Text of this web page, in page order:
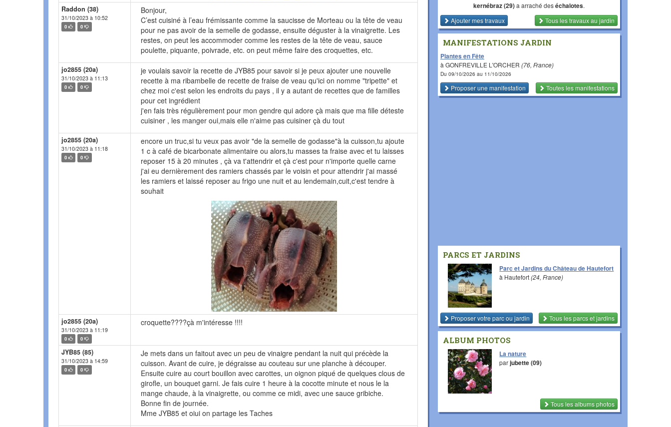
Raddon (38)
31/10/2023 à 10:52
0 0
Bonjour,
C’est cuisiné à l’eau frémissante comme la saucisse de Morteau ou la tête de veau
pour ne pas avoir de la semelle de godasse, ensuite déguster à la vinaigrette. Les
restes, on peut les accommoder comme les restes de la tête de veau, sauce
poulette, piquante, poivrade, etc. on peut même faire des croquettes, etc.
jo2855 (20a)
31/10/2023 à 11:13
0 0
je voulais savoir la recette de JYB85 pour savoir si je peux ajouter une nouvelle
recette à ma ribambelle de recette de fraise de veau qu'ici on nomme "tripette" et
chez moi c'est selon les endroits du pays , il y a autant de recettes que de familles
pour cet ingrédient
j'en fais très régulièrement pour mon gendre qui adore çà mais que ma fille déteste
cuisiner , les manger oui,mais elle n'aime pas cuisiner çà du tout
jo2855 (20a)
31/10/2023 à 11:18
0 0
encore un truc,si tu veux pas avoir "de la semelle de godasse"à la cuisson,tu ajoute
1 c à café de bicarbonate alimentaire ou alors,tu masses ta fraise avec et tu laisses
reposer 15 à 20 minutes , çà va t'attendrir et çà c'est pour n'importe quelle carne
j'ai eu dernièrement des ramiers chassés par le voisin et pour attendrir j'ai massé
les ramiers et laissé reposer au frigo une nuit et au lendemain,cuit,c'est tendre à
souhait
jo2855 (20a)
31/10/2023 à 11:19
0 0
croquette????çà m'intéresse !!!!
JYB85 (85)
31/10/2023 à 14:59
0 0
Je mets dans un faitout avec un peu de vinaigre pendant la nuit qui précède la
cuisson. Avant de cuire, je dégraisse au couteau sur une planche à découper.
Ensuite cuire au court bouillon avec carottes, un oignon piqué de quelques clous de
girofle, un bouquet garni. Je fais cuire 1 heure à la cocotte minute et nous le la
mange chaude, à la vinaigrette, ou comme ce midi, avec une sauce gribiche.
Bonne fin de journée.
Mme JYB85 et oiui on partage les Taches
kernébraz (29)a arraché deséchalotes.
Ajouter mes travaux
Tous les travauxau jardin
MANIFESTATIONS JARDIN
Plantes en Fête
à GONFREVILLE L'ORCHER (76, France)
Du 09/10/2026 au 11/10/2026
Proposer une manifestation Toutes les manifestations
PARCS ET JARDINS
Parc et Jardins du Château de Hautefort
à Hautefort(24, France)
Proposer votre parc ou jardin Tous les parcs et jardins
ALBUM PHOTOS
La nature
parjubette (09)
Tous les albums photos